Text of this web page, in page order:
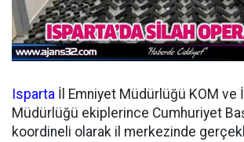
Isparta İl Emniyet Müdürlüğü KOM ve
Müdürlüğü ekiplerince Cumhuriyet
koordineli olarak il merkezinde